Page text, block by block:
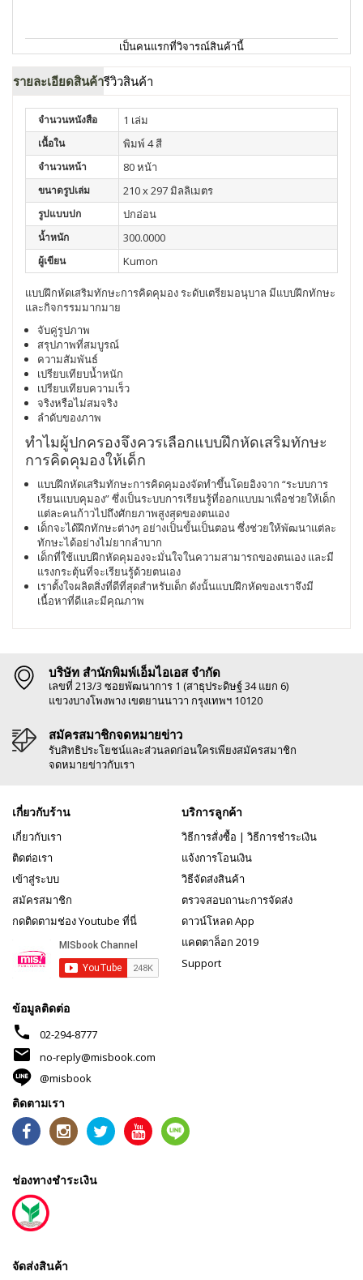
เป็นคนแรกที่วิจารณ์สินค้านี้
รายละเอียดสินค้ารีวิวสินค้า
จำนวนหนังสือ 1 เล่ม
เนื้อใน พิมพ์ 4 สี
จำนวนหน้า 80 หน้า
ขนาดรูปเล่ม 210 x 297 มิลลิเมตร
รูปแบบปก ปกอ่อน
น้ำหนัก 300.0000
ผู้เขียน Kumon
แบบฝึกหัดเสริมทักษะการคิดคุมอง ระดับเตรียมอนุบาล มีแบบฝึกทักษะ
และกิจกรรมมากมาย
จับคู่รูปภาพ
สรุปภาพที่สมบูรณ์
ความสัมพันธ์
เปรียบเทียบน้ำหนัก
เปรียบเทียบความเร็ว
จริงหรือไม่สมจริง
ลำดับของภาพ
ทำไมผู้ปกครองจึงควรเลือกแบบฝึกหัดเสริมทักษะ
การคิดคุมองให้เด็ก
แบบฝึกหัดเสริมทักษะการคิดคุมองจัดทำขึ้นโดยอิงจาก “ระบบการ
เรียนแบบคุมอง” ซึ่งเป็นระบบการเรียนรู้ที่ออกแบบมาเพื่อช่วยให้เด็ก
แต่ละคนก้าวไปถึงศักยภาพสูงสุดของตนเอง
เด็กจะได้ฝึกทักษะต่างๆ อย่างเป็นขั้นเป็นตอน ซึ่งช่วยให้พัฒนาแต่ละ
ทักษะได้อย่างไม่ยากลำบาก
เด็กที่ใช้แบบฝึกหัดคุมองจะมั่นใจในความสามารถของตนเอง และมี
แรงกระตุ้นที่จะเรียนรู้ด้วยตนเอง
เราตั้งใจผลิตสิ่งที่ดีที่สุดสำหรับเด็ก ดังนั้นแบบฝึกหัดของเราจึงมี
เนื้อหาที่ดีและมีคุณภาพ
บริษัท สำนักพิมพ์เอ็มไอเอส จำกัด
เลขที่ 213/3 ซอยพัฒนาการ 1 (สาธุประดิษฐ์ 34 แยก 6)
แขวงบางโพงพาง เขตยานนาวา กรุงเทพฯ 10120
สมัครสมาชิกจดหมายข่าว
รับสิทธิประโยชน์และส่วนลดก่อนใครเพียงสมัครสมาชิก
จดหมายข่าวกับเรา
เกี่ยวกับร้าน
เกี่ยวกับเรา
ติดต่อเรา
เข้าสู่ระบบ
สมัครสมาชิก
กดติดตามช่อง Youtube ที่นี่
บริการลูกค้า
วิธีการสั่งซื้อ | วิธีการชำระเงิน
แจ้งการโอนเงิน
วิธีจัดส่งสินค้า
ตรวจสอบถานะการจัดส่ง
ดาวน์โหลด App
แคตตาล็อก 2019
Support
ข้อมูลติดต่อ
phone 02-294-8777
mail
no-reply@misbook.com
@misbook
ติดตามเรา
ช่องทางชำระเงิน
จัดส่งสินค้า